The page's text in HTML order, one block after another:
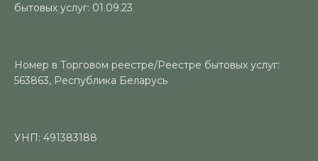
бытовых услуг: 01.09.23
Номер в Торговом реестре/Реестре бытовых услуг:
563863, Республика Беларусь
УНП: 491383188